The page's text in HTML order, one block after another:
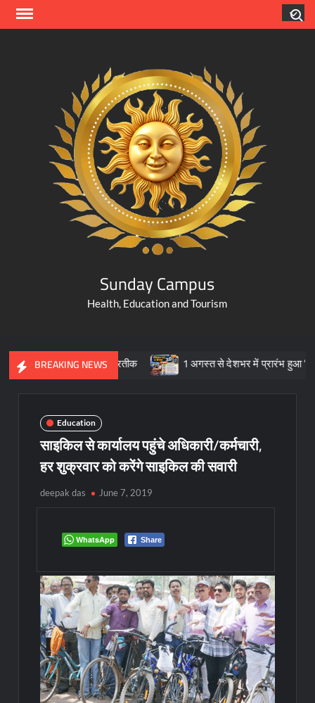
Skip
Sunday Campus
Health, Education and Tourism
BREAKING NEWS
विरासत का प्रतीक 1 अगस्त से देशभर में प्रारंभ हुआ ’मीडियेशन फॉर
Education
साइकिल से कार्यालय पहुंचे अधिकारी/कर्मचारी,
हर शुक्रवार को करेंगे साइकिल की सवारी
deepak das June 7, 2019
WhatsApp Share